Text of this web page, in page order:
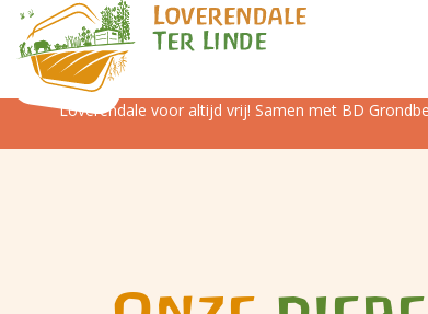
Loverendale voor altijd vrij! Samen met BD